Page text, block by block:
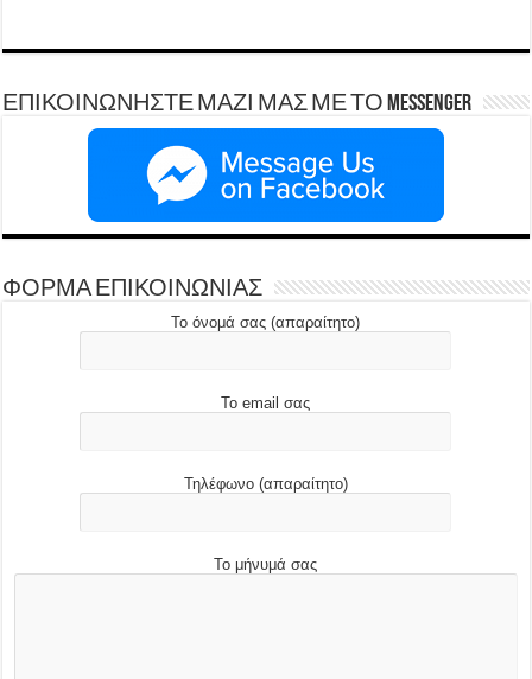
ΕΠΙΚΟΙΝΩΝΗΣΤΕ ΜΑΖΙ ΜΑΣ ΜΕ ΤΟ Messenger
ΦΟΡΜΑ ΕΠΙΚΟΙΝΩΝΙΑΣ
Το όνομά σας (απαραίτητο)
Το email σας
Τηλέφωνο (απαραίτητο)
Το μήνυμά σας